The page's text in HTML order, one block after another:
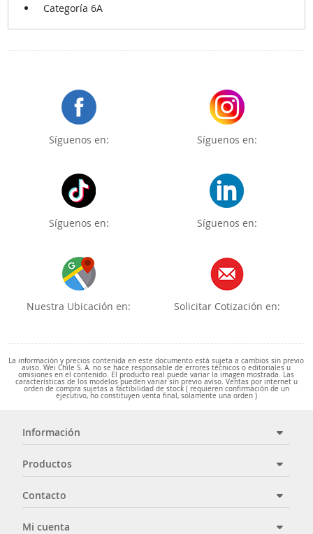
Categoría 6A
Síguenos en: Síguenos en:
Síguenos en: Síguenos en:
Nuestra Ubicación en: Solicitar Cotización en:
La información y precios contenida en este documento está sujeta a cambios sin previo
aviso. Wei Chile S. A. no se hace responsable de errores técnicos o editoriales u
omisiones en el contenido. El producto real puede variar la imagen mostrada. Las
características de los modelos pueden variar sin previo aviso. Ventas por internet u
orden de compra sujetas a factibilidad de stock ( requieren confirmación de un
ejecutivo, no constituyen venta final, solamente una orden )
Información
Productos
Contacto
Mi cuenta